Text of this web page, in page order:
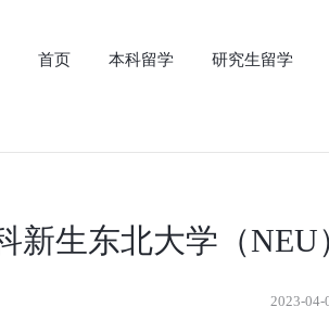
首页 本科留学 研究生留学
新生东北大学（
2023-04-